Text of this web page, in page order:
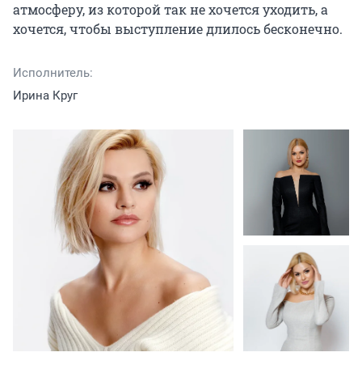
атмосферу, из которой так не хочется уходить, а
хочется, чтобы выступление длилось бесконечно.
Исполнитель:
Ирина Круг